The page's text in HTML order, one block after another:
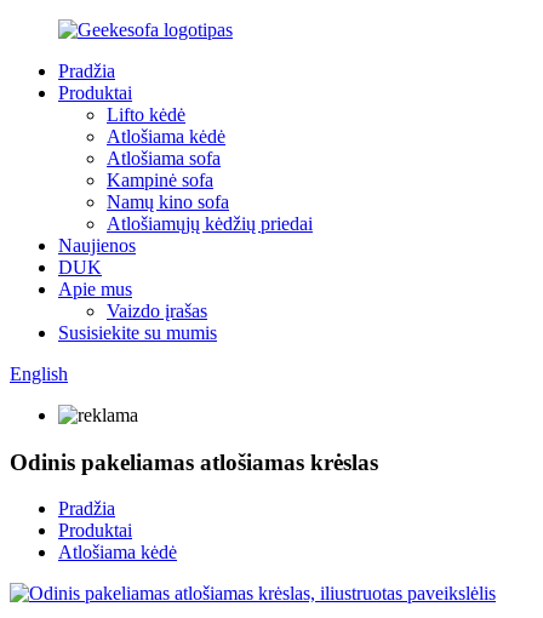
Pradžia
Produktai
Lifto kėdė
Atlošiama kėdė
Atlošiama sofa
Kampinė sofa
Namų kino sofa
Atlošiamųjų kėdžių priedai
Naujienos
DUK
Apie mus
Vaizdo įrašas
Susisiekite su mumis
English
Odinis pakeliamas atlošiamas krėslas
Pradžia
Produktai
Atlošiama kėdė